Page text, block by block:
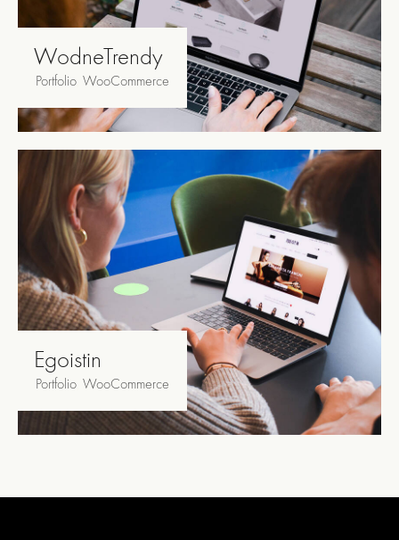
WodneTrendy
Portfolio WooCommerce
Egoistin
Portfolio WooCommerce